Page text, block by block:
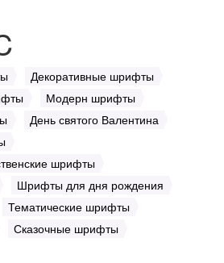
Декоративные шрифты
Модерн шрифты
День святого Валентина
шрифты
Шрифты для дня рождения
Тематические шрифты
Сказочные шрифты